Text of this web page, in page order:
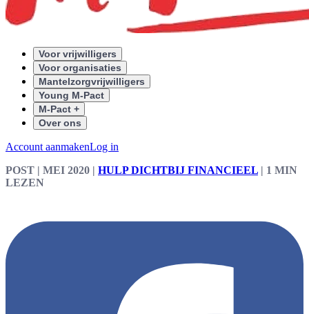
Voor vrijwilligers
Voor organisaties
Mantelzorgvrijwilligers
Young M-Pact
M-Pact +
Over ons
Account aanmakenLog in
POST | MEI 2020 | HULP DICHTBIJ FINANCIEEL | 1 MIN
LEZEN